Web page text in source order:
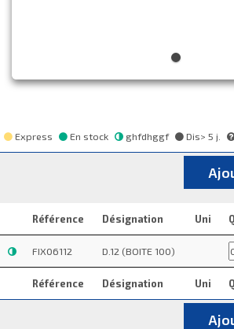
Express En stock ghfdhggf Dis> 5 j.
Référence Désignation Uni
Référence Désignation Uni
FIX06112 D.12 (BOITE 100)